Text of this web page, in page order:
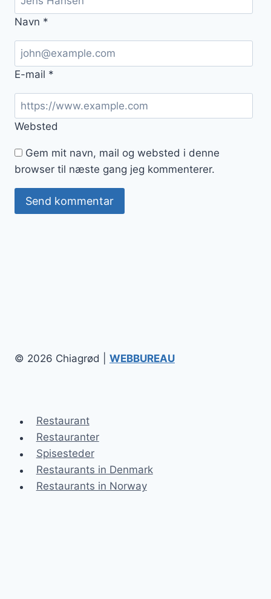
Navn *
E-mail *
Websted
Gem mit navn, mail og websted i denne
browser til næste gang jeg kommenterer.
© 2026 Chiagrød | WEBBUREAU
Restaurant
Restauranter
Spisesteder
Restaurants in Denmark
Restaurants in Norway